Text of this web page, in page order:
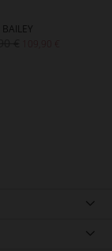
BAILEY